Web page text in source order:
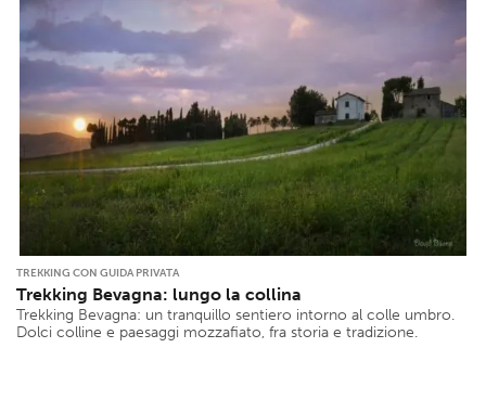
TREKKING CON GUIDA PRIVATA
Trekking Bevagna: lungo la collina
Trekking Bevagna: un tranquillo sentiero intorno al colle umbro.
Dolci colline e paesaggi mozzafiato, fra storia e tradizione.